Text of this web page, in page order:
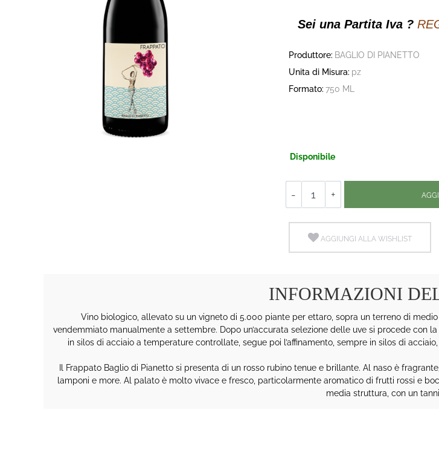
Sei una Partita Iva ?
Produttore: BAGLIO DI PIANETTO
Unita di Misura: pz
Formato: 750 ML
Disponibile
AGGIUNGI ALLA WISHLIST
INFORMAZIONI
Vino biologico, allevato su un vigneto di 5.000 piante per ettaro, sopra un terreno di
vendemmiato manualmente a settembre. Dopo un’accurata selezione delle uve si procede con
in silos di acciaio a temperature controllate, segue poi l’affinamento, sempre in silos di
Il Frappato Baglio di Pianetto si presenta di un rosso rubino tenue e brillante. Al naso è
lamponi e more. Al palato è molto vivace e fresco, particolarmente aromatico di frutti rossi e
media struttura, con un